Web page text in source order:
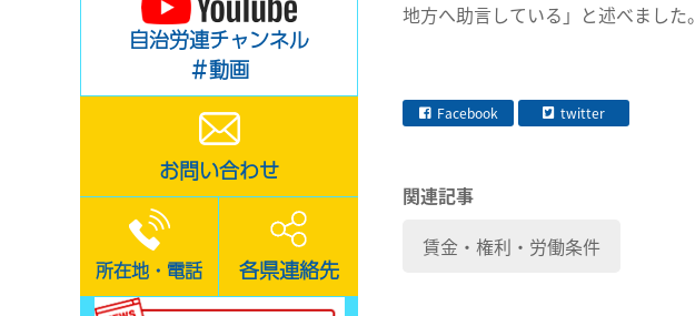
自治労連チャンネル
＃動画
お問い合わせ
所在地・電話 各県連絡先
地方へ助言している」と述べました。
Facebook twitter
関連記事
賃金・権利・労働条件